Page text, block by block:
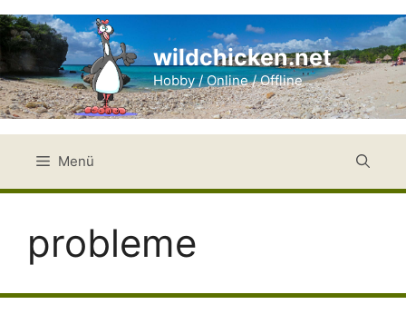
Zum
Inhalt
springen
wildchicken.net
Hobby / Online / Offline
Menü
probleme